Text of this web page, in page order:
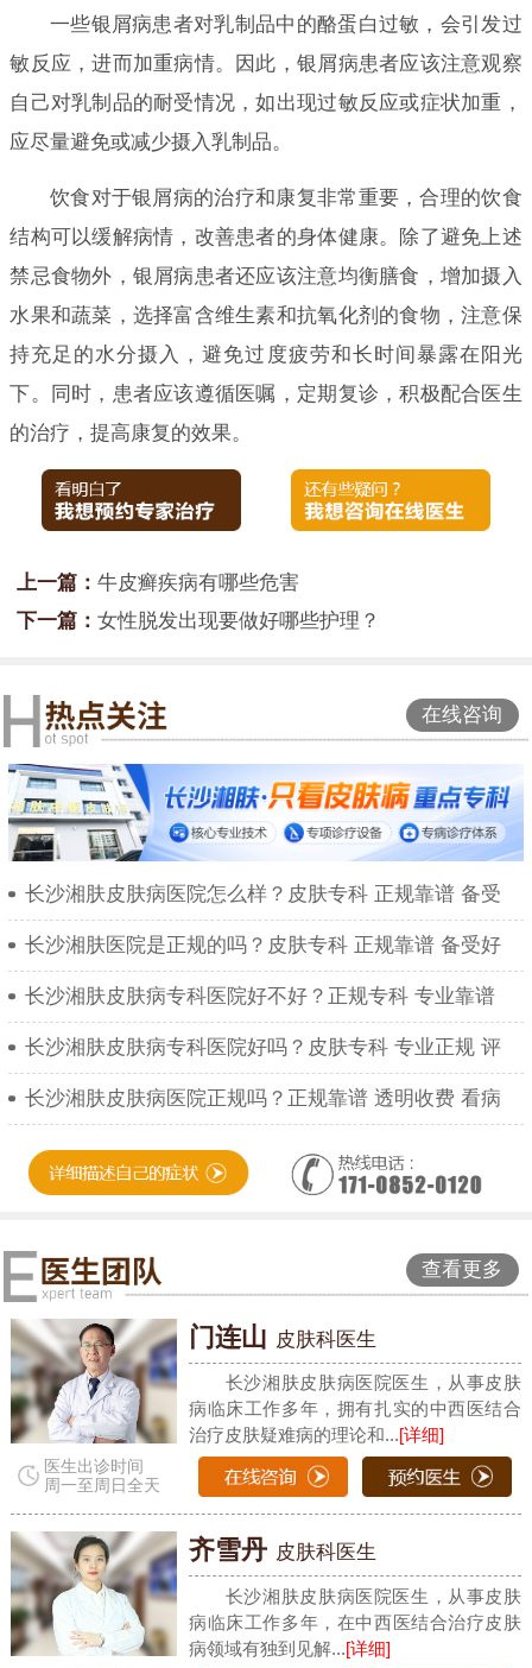
一些银屑病患者对乳制品中的酪蛋白过敏，会引发过
敏反应，进而加重病情。因此，银屑病患者应该注意观察
自己对乳制品的耐受情况，如出现过敏反应或症状加重，
应尽量避免或减少摄入乳制品。
饮食对于银屑病的治疗和康复非常重要，合理的饮食
结构可以缓解病情，改善患者的身体健康。除了避免上述
禁忌食物外，银屑病患者还应该注意均衡膳食，增加摄入
水果和蔬菜，选择富含维生素和抗氧化剂的食物，注意保
持充足的水分摄入，避免过度疲劳和长时间暴露在阳光
下。同时，患者应该遵循医嘱，定期复诊，积极配合医生
的治疗，提高康复的效果。
上一篇： 牛皮癣疾病有哪些危害
下一篇： 女性脱发出现要做好哪些护理？
在线咨询
长沙湘肤皮肤病医院怎么样？皮肤专科 正规靠谱 备受
长沙湘肤医院是正规的吗？皮肤专科 正规靠谱 备受好
长沙湘肤皮肤病专科医院好不好？正规专科 专业靠谱
长沙湘肤皮肤病专科医院好吗？皮肤专科 专业正规 评
长沙湘肤皮肤病医院正规吗？正规靠谱 透明收费 看病
查看更多
医生出诊时间
周一至周日全天
门连山 皮肤科医生
长沙湘肤皮肤病医院医生，从事皮肤
病临床工作多年，拥有扎实的中西医结合
治疗皮肤疑难病的理论和...[详细]
齐雪丹 皮肤科医生
长沙湘肤皮肤病医院医生，从事皮肤
病临床工作多年，在中西医结合治疗皮肤
病领域有独到见解...[详细]